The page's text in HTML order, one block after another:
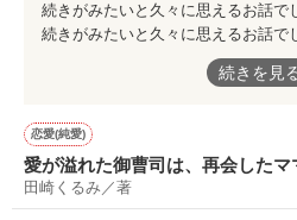
続きがみたいと久々に思えるお話で
凛ちゃんが、年の割にしっかりし
続きを見
恋愛(純愛)
愛が溢れた御曹司は、再会した
せにする
田崎くるみ／著